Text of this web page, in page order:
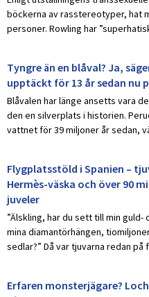
böckerna av rasstereotyper, hat
personer. Rowling har
Tyngre än en blåval? Ja,
upptäckt för 13 år sedan nu
Blåvalen har länge ansetts vara
den en silverplats i historien.
vattnet för 39 miljoner år sedan,
Flygplatsstöld i Spanien –
Hermès-väska och över 90
juveler
”Älskling, har du sett till min
mina diamantörhängen,
sedlar?” Då var tjuvarna redan på
Erfaren monsterjägare?